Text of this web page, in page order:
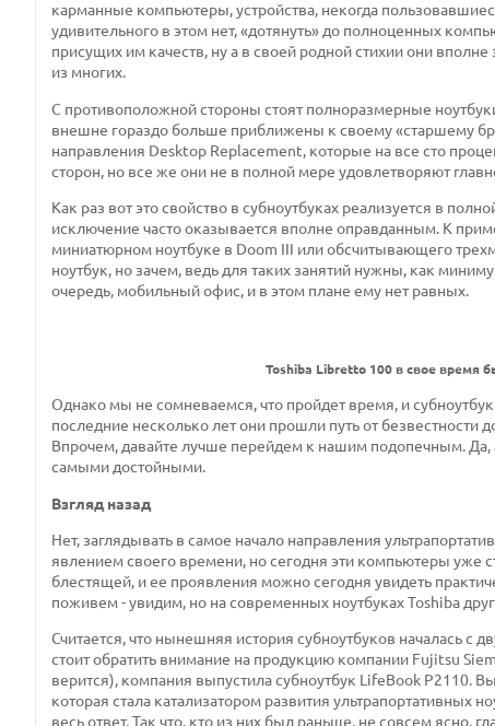
карманные компьютеры, устройства, некогда
удивительного в этом нет, «дотянуть» до полноценных
присущих им качеств, ну а в своей родной стихии они
из многих.
С противоположной стороны стоят полноразмерные
внешне гораздо больше приближены к своему «старшему
направления Desktop Replacement, которые на все сто
сторон, но все же они не в полной мере удовлетворяют
Как раз вот это свойство в субноутбуках реализуется в
исключение часто оказывается вполне оправданным. К
миниатюрном ноутбуке в Doom III или обсчитывающего
ноутбук, но зачем, ведь для таких занятий нужны, как
очередь, мобильный офис, и в этом плане ему нет равных.
Toshiba Libretto 100 в свое время
Однако мы не сомневаемся, что пройдет время, и
последние несколько лет они прошли путь от
Впрочем, давайте лучше перейдем к нашим подопечным. Да, а
самыми достойными.
Взгляд назад
Нет, заглядывать в самое начало направления
явлением своего времени, но сегодня эти компьютеры уже
блестящей, и ее проявления можно сегодня увидеть
поживем - увидим, но на современных ноутбуках Toshiba
Считается, что нынешняя история субноутбуков началась с
стоит обратить внимание на продукцию компании Fujitsu
верится), компания выпустила субноутбук LifeBook P2110.
которая стала катализатором развития ультрапортативных
весь ответ. Так что, кто из них был раньше, не совсем ясно,